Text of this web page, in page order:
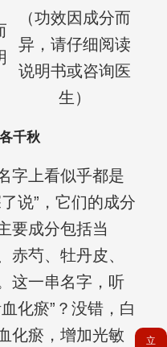
（功效因成分而
异，请仔细阅读
说明书或咨询医
生）
千秋
字上看似乎都是
说”，它们的成分
要成分包括当
赤芍、牡丹皮、
这一串名字，听
化瘀”？没错，白
化瘀，增加光敏
立